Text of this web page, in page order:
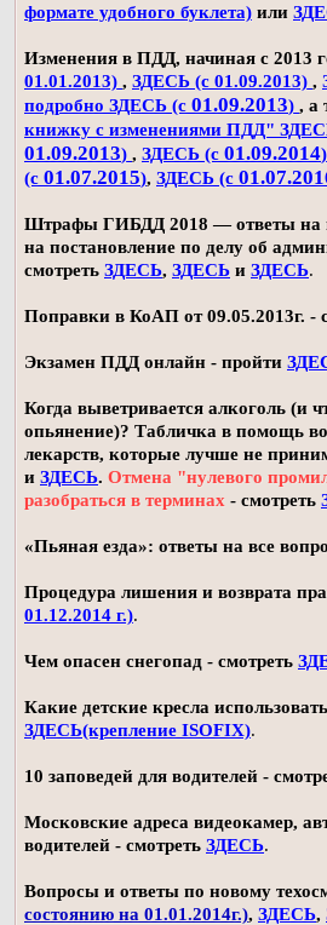
формате удобного буклета) или
Изменения в ПДД, начиная с 2013
01.01.2013) , ЗДЕСЬ (с 01.09.2013) ,
подробно ЗДЕСЬ (с 01.09.2013) , а
книжку с изменениями ПДД"
01.09.2013) , ЗДЕСЬ (с 01.09.2014)
(с 01.07.2015), ЗДЕСЬ (с
Штрафы ГИБДД 2018 — ответы на
на постановление по делу об
смотреть ЗДЕСЬ, ЗДЕСЬ и ЗДЕСЬ.
Поправки в КоАП от 09.05.2013г. -
Экзамен ПДД онлайн - пройти
Когда выветривается алкоголь (и
опьянение)? Табличка в помощь
лекарств, которые лучше не
и ЗДЕСЬ. Отмена "нулевого
разобраться в терминах - смотреть
«Пьяная езда»: ответы на все
Процедура лишения и возврата
01.12.2014 г.).
Чем опасен снегопад - смотреть
Какие детские кресла
ЗДЕСЬ(крепление ISOFIX).
10 заповедей для водителей -
Московские адреса видеокамер,
водителей - смотреть ЗДЕСЬ.
Вопросы и ответы по новому
состоянию на 01.01.2014г.), ЗДЕСЬ,